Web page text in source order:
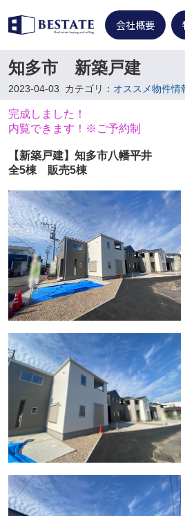
会社概要
知多市 新築戸建
2023-04-03 カテゴリ： オススメ物件情
完成しました！
内覧できます！※ご予約制
【新築戸建】知多市八幡平井
全5棟 販売5棟